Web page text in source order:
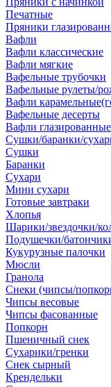
Печатные
Пряники
Вафли
Вафли классические
Вафли мягкие
Вафельные трубочки
Вафельные рулеты/
Вафли
Вафельные десерты
Вафли глазированные
Сушки/баранки/
Сушки
Баранки
Сухари
Мини сухари
Готовые завтраки
Хлопья
Шарики/звездочки/
Подушечки/
Кукурузные палочки
Мюсли
Гранола
Снеки (чипсы/
Чипсы весовые
Чипсы фасованные
Попкорн
Пшеничный снек
Сухарики/гренки
Снек сырный
Крендельки